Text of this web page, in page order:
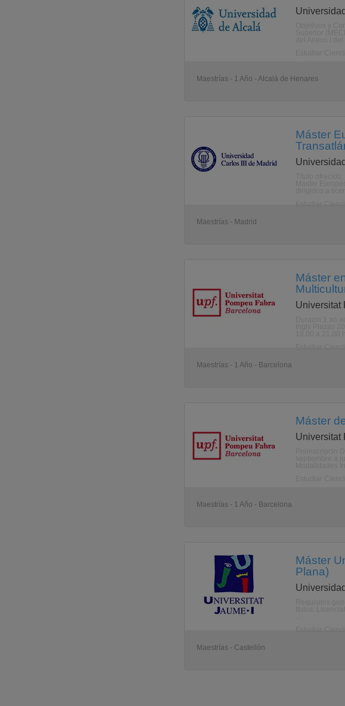
Maestrías - 1 Año - Alcalá de Henares
Máster
Maestrías - Madrid
Máster
Universitat
Maestrías - 1 Año - Barcelona
Máster
Universitat
Maestrías - 1 Año - Barcelona
Máster
Plana)
Maestrías - Castellón